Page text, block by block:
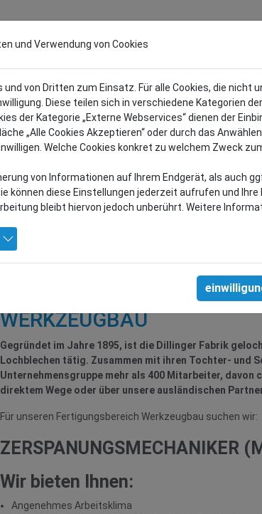
INDUSTRIE
LAGER-
WERKZEUGBAU
Gegründet im Jahre 1895, ist die Dillinger Fabrik
Lochblechen tätig. Zusammen mit ihren Tochter-
Unternehmensgruppe mehr als 400 Mitarbeiter,
direktem Wege oder über unsere ausländischen
Für unseren Fertigungsbereich Werkzeugbau suchen wir:
ZERSPANUNGSMECHANIKER
Wir bieten Ihnen:
Angenehmes Arbeitsklima
und Verwendung von Cookies
von Dritten zum Einsatz. Für alle Cookies, die
Diese teilen sich in verschiedene Kategorien
der Kategorie „Externe Webservices“ dienen der
„Alle Cookies Akzeptieren“ oder durch das
Welche Cookies konkret zu welchem Zweck
von Informationen auf Ihrem Endgerät, als auch
können diese Einstellungen jederzeit aufrufen und
bleibt hiervon jedoch unberührt. Weitere